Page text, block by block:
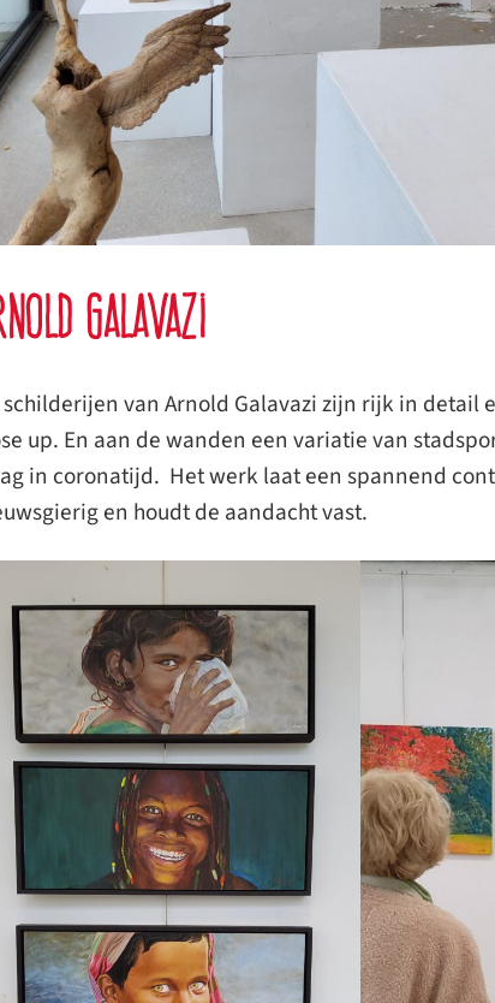
Galavazi
schilderijen van Arnold Galavazi zijn rijk in
up. En aan de wanden een variatie van
in coronatijd. Het werk laat een spannend
en houdt de aandacht vast.